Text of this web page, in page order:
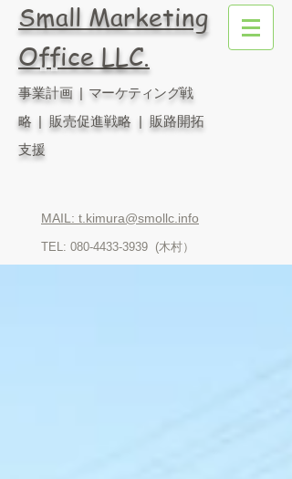
Small Marketing
Office LLC.
事業計画 | マーケティング戦
略| 販売促進戦略 | 販路開拓
支援
MAIL: t.kimura@smollc.info
TEL: 080-4433-3939 (木村）